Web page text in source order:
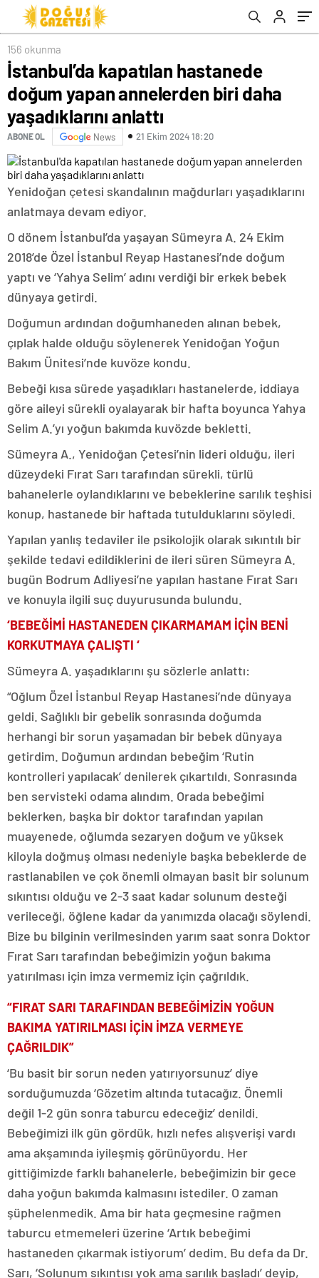
anlattı
156 okunma
İstanbul’da kapatılan hastanede
doğum yapan annelerden biri daha
yaşadıklarını anlattı
ABONE OL News 21 Ekim 2024 18:20
Yenidoğan çetesi skandalının mağdurları yaşadıklarını
anlatmaya devam ediyor.
O dönem İstanbul’da yaşayan Sümeyra A. 24 Ekim
2018’de Özel İstanbul Reyap Hastanesi’nde doğum
yaptı ve ‘Yahya Selim’ adını verdiği bir erkek bebek
dünyaya getirdi.
Doğumun ardından doğumhaneden alınan bebek,
çıplak halde olduğu söylenerek Yenidoğan Yoğun
Bakım Ünitesi’nde kuvöze kondu.
Bebeği kısa sürede yaşadıkları hastanelerde, iddiaya
göre aileyi sürekli oyalayarak bir hafta boyunca Yahya
Selim A.’yı yoğun bakımda kuvözde bekletti.
Sümeyra A., Yenidoğan Çetesi’nin lideri olduğu, ileri
düzeydeki Fırat Sarı tarafından sürekli, türlü
bahanelerle oylandıklarını ve bebeklerine sarılık teşhisi
konup, hastanede bir haftada tutulduklarını söyledi.
Yapılan yanlış tedaviler ile psikolojik olarak sıkıntılı bir
şekilde tedavi edildiklerini de ileri süren Sümeyra A.
bugün Bodrum Adliyesi’ne yapılan hastane Fırat Sarı
ve konuyla ilgili suç duyurusunda bulundu.
‘BEBEĞİMİ HASTANEDEN ÇIKARMAMAM İÇİN BENİ
KORKUTMAYA ÇALIŞTI ‘
Sümeyra A. yaşadıklarını şu sözlerle anlattı:
“Oğlum Özel İstanbul Reyap Hastanesi’nde dünyaya
geldi. Sağlıklı bir gebelik sonrasında doğumda
herhangi bir sorun yaşamadan bir bebek dünyaya
getirdim. Doğumun ardından bebeğim ‘Rutin
kontrolleri yapılacak’ denilerek çıkartıldı. Sonrasında
ben servisteki odama alındım. Orada bebeğimi
beklerken, başka bir doktor tarafından yapılan
muayenede, oğlumda sezaryen doğum ve yüksek
kiloyla doğmuş olması nedeniyle başka bebeklerde de
rastlanabilen ve çok önemli olmayan basit bir solunum
sıkıntısı olduğu ve 2-3 saat kadar solunum desteği
verileceği, öğlene kadar da yanımızda olacağı söylendi.
Bize bu bilginin verilmesinden yarım saat sonra Doktor
Fırat Sarı tarafından bebeğimizin yoğun bakıma
yatırılması için imza vermemiz için çağrıldık.
“FIRAT SARI TARAFINDAN BEBEĞİMİZİN YOĞUN
BAKIMA YATIRILMASI İÇİN İMZA VERMEYE
ÇAĞRILDIK”
‘Bu basit bir sorun neden yatırıyorsunuz’ diye
sorduğumuzda ‘Gözetim altında tutacağız. Önemli
değil 1-2 gün sonra taburcu edeceğiz’ denildi.
Bebeğimizi ilk gün gördük, hızlı nefes alışverişi vardı
ama akşamında iyileşmiş görünüyordu. Her
gittiğimizde farklı bahanelerle, bebeğimizin bir gece
daha yoğun bakımda kalmasını istediler. O zaman
şüphelenmedik. Ama bir hata geçmesine rağmen
taburcu etmemeleri üzerine ‘Artık bebeğimi
hastaneden çıkarmak istiyorum’ dedim. Bu defa da Dr.
Sarı, ‘Solunum sıkıntısı yok ama sarılık başladı’ deyip,